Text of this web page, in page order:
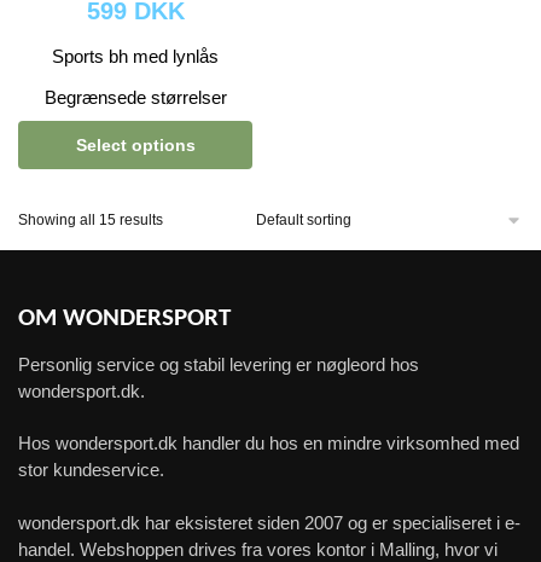
599 DKK
Sports bh med lynlås
Begrænsede størrelser
Select options
Showing all 15 results
OM WONDERSPORT
Personlig service og stabil levering er nøgleord hos
wondersport.dk.
Hos wondersport.dk handler du hos en mindre virksomhed med
stor kundeservice.
wondersport.dk har eksisteret siden 2007 og er specialiseret i e-
handel. Webshoppen drives fra vores kontor i Malling, hvor vi